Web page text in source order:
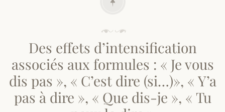
b
l
i
l
e
1
Des effets d’intensification
associés aux formules : « Je vous
dis pas », « C’est dire (si…)», « Y’a
pas à dire », « Que dis-je », « Tu